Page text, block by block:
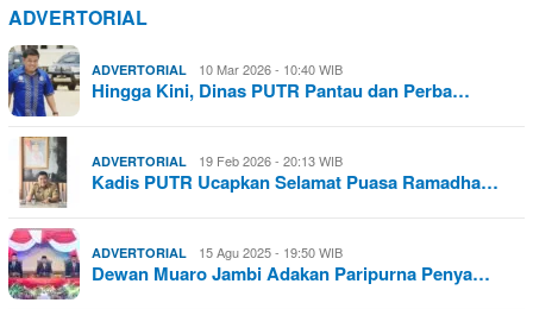
ADVERTORIAL
ADVERTORIAL 10 Mar 2026 - 10:40 WIB
Hingga Kini, Dinas PUTR Pantau dan Perba…
ADVERTORIAL 19 Feb 2026 - 20:13 WIB
Kadis PUTR Ucapkan Selamat Puasa Ramadha…
ADVERTORIAL 15 Agu 2025 - 19:50 WIB
Dewan Muaro Jambi Adakan Paripurna Penya…